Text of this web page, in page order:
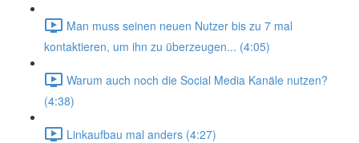
Man muss seinen neuen Nutzer bis zu 7 mal
kontaktieren, um ihn zu überzeugen... (4:05)
Warum auch noch die Social Media Kanäle nutzen?
(4:38)
Linkaufbau mal anders (4:27)